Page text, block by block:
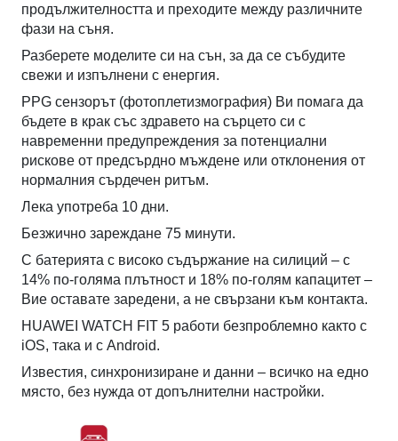
продължителността и преходите между различните
фази на съня.
Разберете моделите си на сън, за да се събудите
свежи и изпълнени с енергия.
PPG сензорът (фотоплетизмография) Ви помага да
бъдете в крак със здравето на сърцето си с
навременни предупреждения за потенциални
рискове от предсърдно мъждене или отклонения от
нормалния сърдечен ритъм.
Лека употреба 10 дни.
Безжично зареждане 75 минути.
С батерията с високо съдържание на силиций – с
14% по-голяма плътност и 18% по-голям капацитет –
Вие оставате заредени, а не свързани към контакта.
HUAWEI WATCH FIT 5 работи безпроблемно както с
iOS, така и с Android.
Известия, синхронизиране и данни – всичко на едно
място, без нужда от допълнителни настройки.